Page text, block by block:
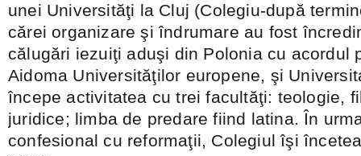
unei Universităţi la Cluj (Colegiu-după
cărei organizare şi îndrumare au fost
călugări iezuiţi aduşi din Polonia cu acordul
Aidoma Universităţilor europene, şi
începe activitatea cu trei facultăţi: teologie,
juridice; limba de predare fiind latina. În
confesional cu reformaţii, Colegiul îşi